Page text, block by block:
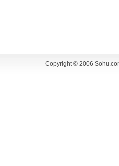
Copyright © 2006